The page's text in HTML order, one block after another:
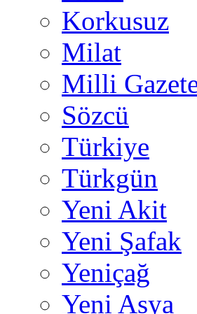
Korkusuz
Milat
Milli
Sözcü
Türkiye
Türkgün
Yeni Akit
Yeni Şafak
Yeniçağ
Yeni Asya